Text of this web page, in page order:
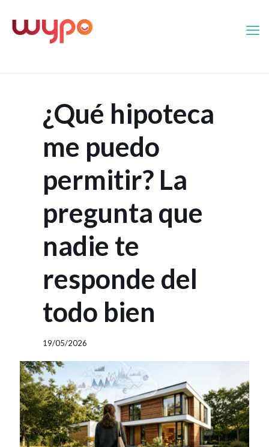
¿Qué hipoteca
me puedo
permitir? La
pregunta que
nadie te
responde del
todo bien
19/05/2026